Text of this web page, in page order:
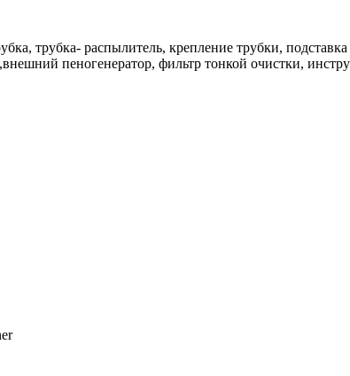
трубка- распылитель, крепление трубки,
пеногенератор, фильтр тонкой очистки,